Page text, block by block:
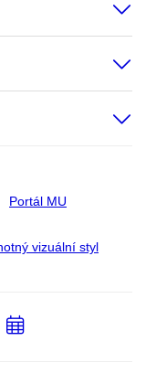
Portál MU
vizuální styl
Přidat